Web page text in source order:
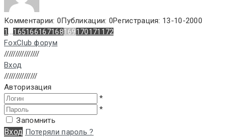
Комментарии: 0 Публикации: 0Регистрация: 13-10-2000
1...165166167168169170171 172
FoxClub форум
////////////////
Вход
///////////////
Авторизация
*
*
Запомнить
Вход Потеряли пароль ?